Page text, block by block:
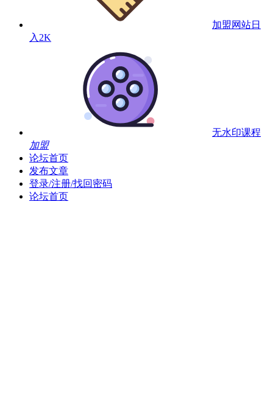
加盟网站日
入2K
无水印课程
加盟
论坛首页
发布文章
登录/注册/找回密码
论坛首页